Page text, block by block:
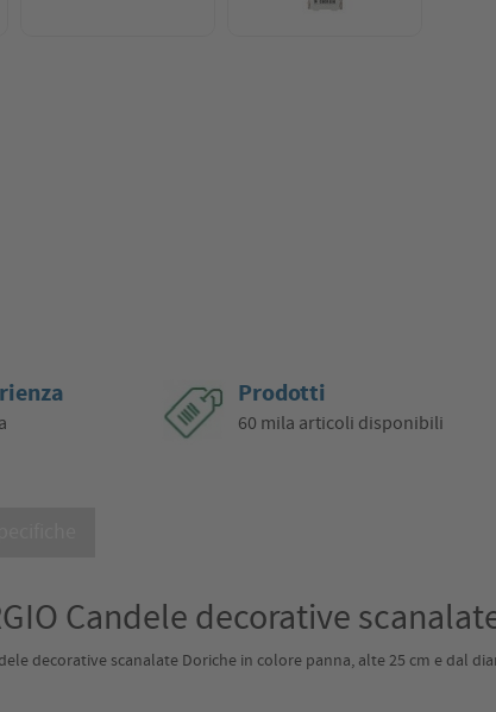
Prodotti
60 mila articoli disponibili
Candele decorative
decorative scanalate Doriche in colore panna, alte 25 cm e dal